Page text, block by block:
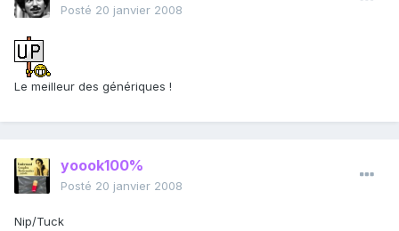
Posté 20 janvier 2008
Le meilleur des génériques !
yoook100%
Posté 20 janvier 2008
Nip/Tuck